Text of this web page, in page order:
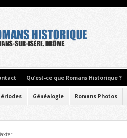
Qu’est-ce que Romans Historique ?
Généalogie Romans Photos